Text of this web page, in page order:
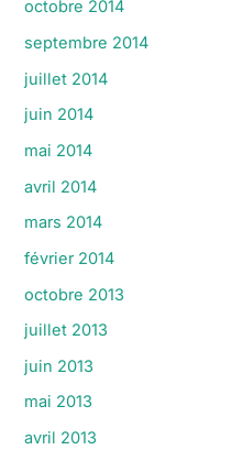
octobre 2014
septembre 2014
juillet 2014
juin 2014
mai 2014
avril 2014
mars 2014
février 2014
octobre 2013
juillet 2013
juin 2013
mai 2013
avril 2013